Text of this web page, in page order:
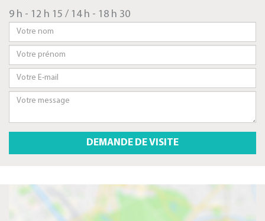
9 h - 12 h 15 / 14 h - 18 h 30